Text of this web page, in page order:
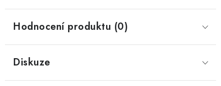
Hodnocení produktu (0)
Diskuze